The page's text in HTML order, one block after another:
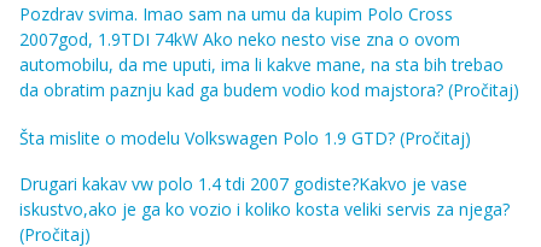
Pozdrav svima. Imao sam na umu da kupim Polo Cross
2007god, 1.9TDI 74kW Ako neko nesto vise zna o ovom
automobilu, da me uputi, ima li kakve mane, na sta bih trebao
da obratim paznju kad ga budem vodio kod majstora? (Pročitaj)
Šta mislite o modelu Volkswagen Polo 1.9 GTD? (Pročitaj)
Drugari kakav vw polo 1.4 tdi 2007 godiste?Kakvo je vase
iskustvo,ako je ga ko vozio i koliko kosta veliki servis za njega?
(Pročitaj)